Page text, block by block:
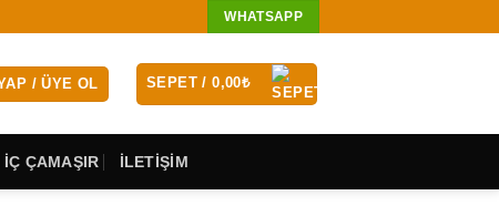
WHATSAPP
/ ÜYE OL SEPET /0,00₺
İÇ ÇAMAŞIR İLETİŞİM